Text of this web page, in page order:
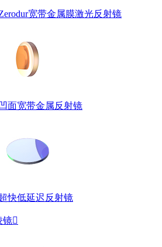
宽带金属膜激光反射镜
凹面宽带金属反射镜
快低延迟反射镜
镜